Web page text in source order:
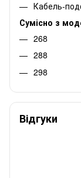
Кабель-
Сумісно з
268
288
298
Відгуки